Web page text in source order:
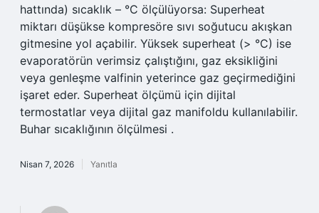
hattında) sıcaklık – °C ölçülüyorsa: Superheat
miktarı düşükse kompresöre sıvı soğutucu akışkan
gitmesine yol açabilir. Yüksek superheat (> °C) ise
evaporatörün verimsiz çalıştığını, gaz eksikliğini
veya genleşme valfinin yeterince gaz geçirmediğini
işaret eder. Superheat ölçümü için dijital
termostatlar veya dijital gaz manifoldu kullanılabilir.
Buhar sıcaklığının ölçülmesi .
Nisan 7, 2026 Yanıtla